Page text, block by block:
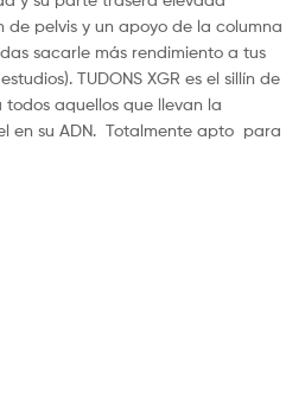
de pelvis y un apoyo de la columna
sacarle más rendimiento a tus
TUDONS XGR es el sillín de
aquellos que llevan la
en su ADN. Totalmente apto para